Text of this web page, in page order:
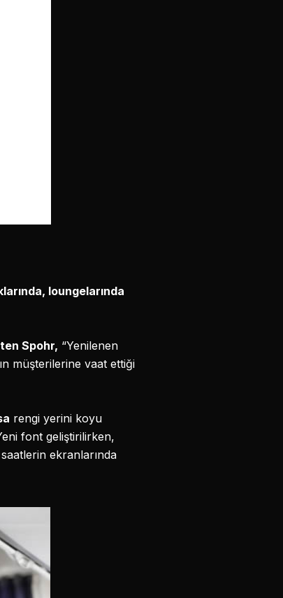
loungelarında
Spohr, “Yenilenen
müşterilerine vaat ettiği
rengi yerini koyu
font geliştirilirken,
ekranlarında